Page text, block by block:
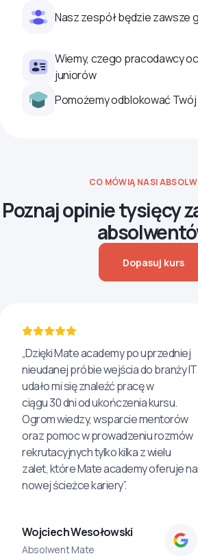
Nasz zespół będzie zawsze
Wiemy, czego pracodawcy
juniorów
Pomożemy odblokować
CO MÓWIĄ NASI
Poznaj opinie tysięcy
Dopasuj kurs
„Dzięki Mate academy po uprzedniej
nieudanej próbie wejścia do branży IT
udało mi się znaleźć pracę w
ciągu 30 dni od ukończenia kursu.
Ogrom wiedzy, wsparcie mentorów
oraz pomoc w prowadzeniu rozmów
rekrutacyjnych tylko kilka z wielu
zalet, które Mate academy oferuje na
nowej ścieżce kariery”.
Wojciech Wesołowski
Absolwent Mate